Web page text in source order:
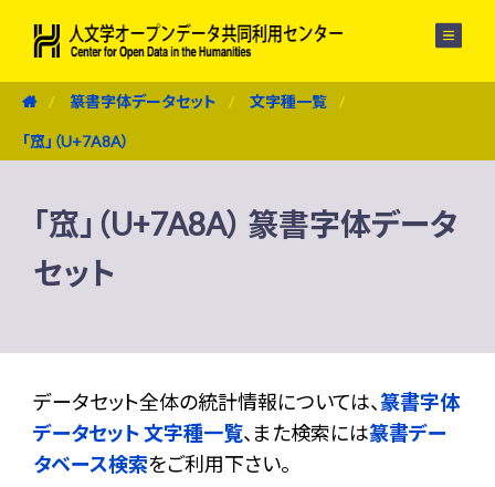
篆書字体データセット 文字種一覧
「窊」（U+7A8A）
「窊」（U+7A8A） 篆書字体データ
セット
データセット全体の統計情報については、篆書字体
データセット 文字種一覧、また検索には篆書デー
タベース検索をご利用下さい。